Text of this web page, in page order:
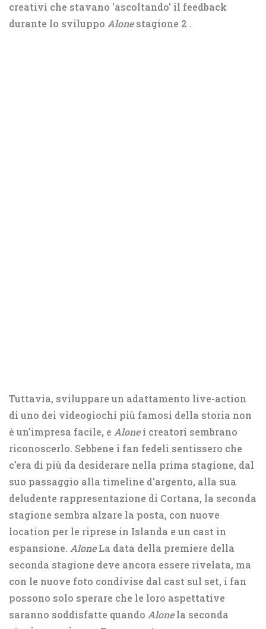
creativi che stavano 'ascoltando' il feedback
durante lo sviluppo Alonestagione 2 .
Tuttavia, sviluppare un adattamento live-action
di uno dei videogiochi più famosi della storia non
è un'impresa facile, e Alonei creatori sembrano
riconoscerlo. Sebbene i fan fedeli sentissero che
c'era di più da desiderare nella prima stagione, dal
suo passaggio alla timeline d'argento, alla sua
deludente rappresentazione di Cortana, la seconda
stagione sembra alzare la posta, con nuove
location per le riprese in Islanda e un cast in
espansione. AloneLa data della premiere della
seconda stagione deve ancora essere rivelata, ma
con le nuove foto condivise dal cast sul set, i fan
possono solo sperare che le loro aspettative
saranno soddisfatte quando Alone la seconda